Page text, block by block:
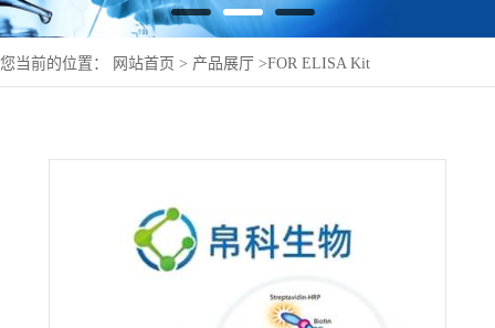
您当前的位置： 网站首页 > 产品展厅 >FOR ELISA Kit